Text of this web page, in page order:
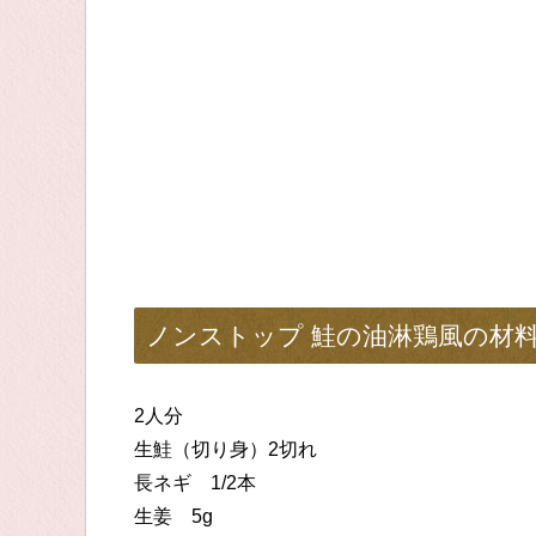
ノンストップ 鮭の油淋鶏風の材
2人分
生鮭（切り身）2切れ
長ネギ 1/2本
生姜 5g